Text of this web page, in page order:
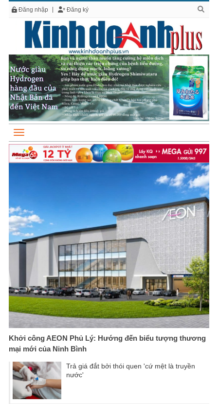
Đăng nhập Đăng ký
Khởi công AEON Phủ Lý: Hướng đến biểu tượng thương
mại mới của Ninh Bình
Trả giá đắt bởi thói quen 'cứ mệt là truyền
nước'